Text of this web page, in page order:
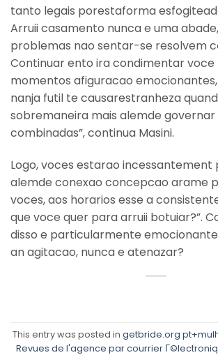
tanto legais porestaforma
Arruii casamento nunca e uma
problemas nao sentar-se resolvem
Continuar ento ira condimentar voce
momentos afiguracao
nanja futil te causarestranheza
sobremaneira mais alemde governar
combinadas”, continua Masini.
Logo, voces estarao incessantement
alemde conexao concepcao arame
voces, aos horarios esse a
que voce quer para arruii botuiar?”.
disso e particularmente
an agitacao, nunca e atenazar?
This entry was posted in getbride.org
Revues de l'agence par courrier